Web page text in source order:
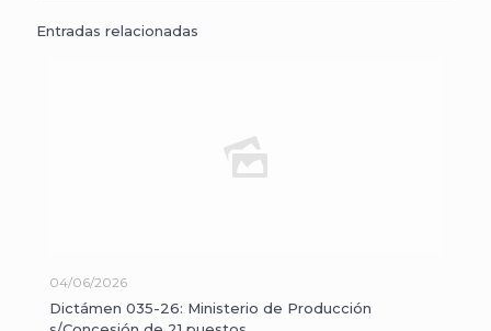
Entradas relacionadas
04/06/2026
Dictámen 035-26: Ministerio de Producción